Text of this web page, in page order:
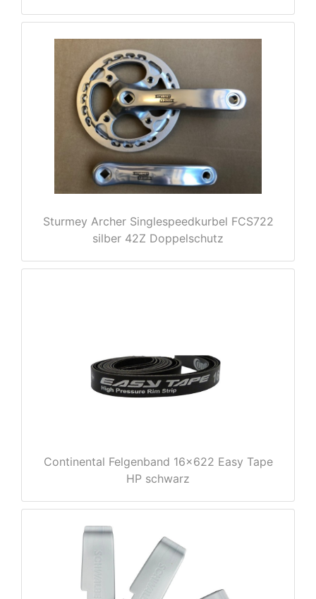
Sturmey Archer Singlespeedkurbel FCS722
silber 42Z Doppelschutz
Continental Felgenband 16x622 Easy Tape
HP schwarz